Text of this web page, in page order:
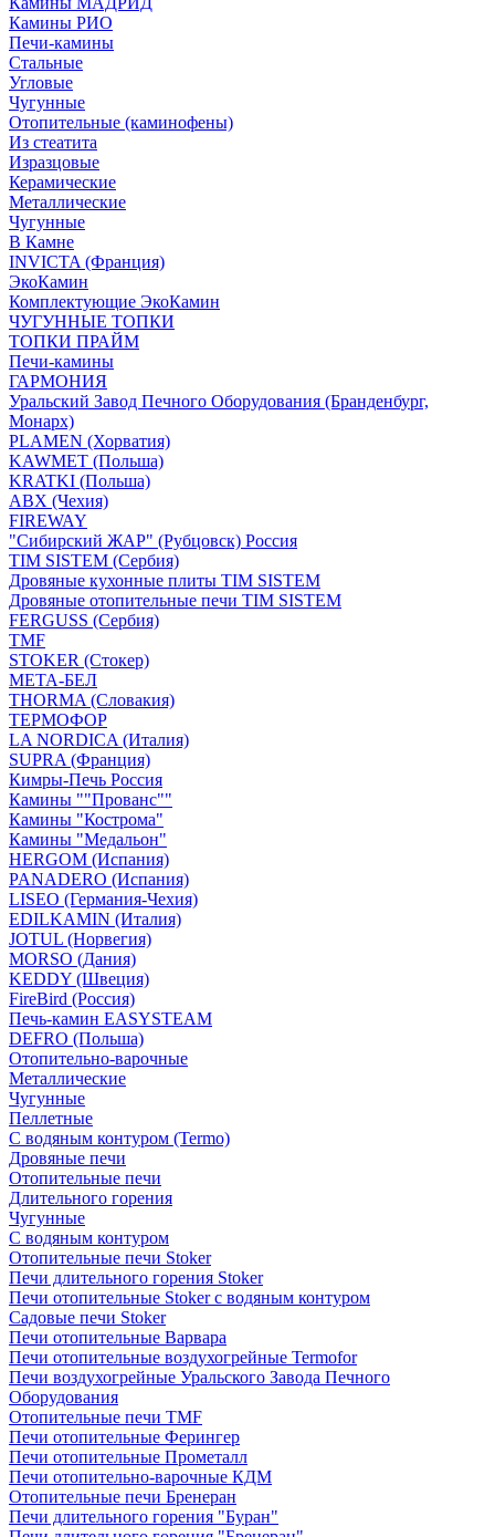
Камины РИО
Печи-камины
Стальные
Угловые
Чугунные
Отопительные (каминофены)
Из стеатита
Изразцовые
Керамические
Металлические
Чугунные
В Камне
INVICTA (Франция)
ЭкоКамин
Комплектующие ЭкоКамин
ЧУГУННЫЕ ТОПКИ
ТОПКИ ПРАЙМ
Печи-камины
ГАРМОНИЯ
Уральский Завод Печного Оборудования (Бранденбург,
Монарх)
PLAMEN (Хорватия)
KAWMET (Польша)
KRATKI (Польша)
ABX (Чехия)
FIREWAY
"Сибирский ЖАР" (Рубцовск) Россия
TIM SISTEM (Сербия)
Дровяные кухонные плиты TIM SISTEM
Дровяные отопительные печи TIM SISTEM
FERGUSS (Сербия)
TMF
STOKER (Стокер)
МЕТА-БЕЛ
THORMA (Словакия)
ТЕРМОФОР
LA NORDICA (Италия)
SUPRA (Франция)
Кимры-Печь Россия
Камины ""Прованс""
Камины "Кострома"
Камины "Медальон"
HERGOM (Испания)
PANADERO (Испания)
LISEO (Германия-Чехия)
EDILKAMIN (Италия)
JOTUL (Норвегия)
MORSO (Дания)
KEDDY (Швеция)
FireBird (Россия)
Печь-камин EASYSTEAM
DEFRO (Польша)
Отопительно-варочные
Металлические
Чугунные
Пеллетные
С водяным контуром (Termo)
Дровяные печи
Отопительные печи
Длительного горения
Чугунные
C водяным контуром
Отопительные печи Stoker
Печи длительного горения Stoker
Печи отопительные Stoker с водяным контуром
Садовые печи Stoker
Печи отопительные Варвара
Печи отопительные воздухогрейные Termofor
Печи воздухогрейные Уральского Завода Печного
Оборудования
Отопительные печи TMF
Печи отопительные Ферингер
Печи отопительные Прометалл
Печи отопительно-варочные КДМ
Отопительные печи Бренеран
Печи длительного горения "Буран"